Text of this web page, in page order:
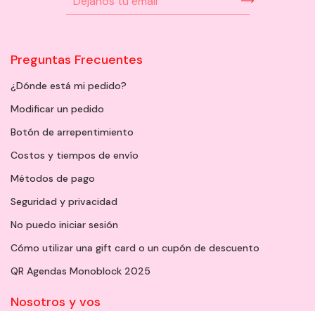
Preguntas Frecuentes
¿Dónde está mi pedido?
Modificar un pedido
Botón de arrepentimiento
Costos y tiempos de envío
Métodos de pago
Seguridad y privacidad
No puedo iniciar sesión
Cómo utilizar una gift card o un cupón de descuento
QR Agendas Monoblock 2025
Nosotros y vos